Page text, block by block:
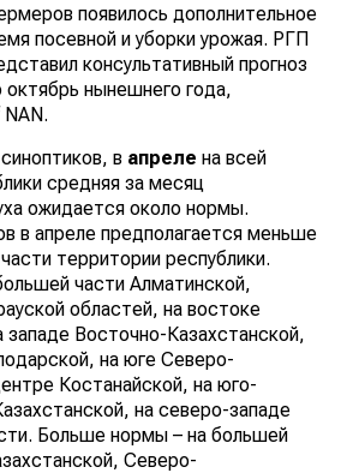
появилось дополнительное
посевной и уборки урожая. РГП
консультативный прогноз
октябрь нынешнего года,
в апреле на всей
средняя за месяц
ожидается около нормы.
в апреле предполагается меньше
территории республики.
части Алматинской,
областей, на востоке
западе Восточно-Казахстанской,
на юге Северо-
Костанайской, на юго-
на северо-западе
Больше нормы – на большей
Северо-